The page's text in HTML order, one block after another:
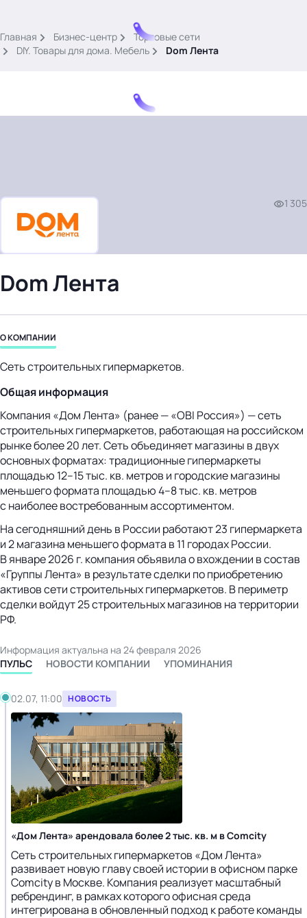
картина дня
темы
новости
видео
бизнес-центр
Главная Бизнес-центр
Торговые сети
DIY. Товары для дома. Мебель
Dom Лента
1 305
Dom Лента
О КОМПАНИИ
Сеть строительных гипермаркетов.
Общая информация
Компания «Дом Лента» (ранее — «OBI Россия») — сеть
строительных гипермаркетов, работающая на российском
рынке более 20 лет. Сеть объединяет магазины в двух
основных форматах: традиционные гипермаркеты
площадью 12–15 тыс. кв. метров и городские магазины
меньшего формата площадью 4–8 тыс. кв. метров
с наиболее востребованным ассортиментом.
На сегодняшний день в России работают 23 гипермаркета
и 2 магазина меньшего формата в 11 городах России.
В январе 2026 г. компания объявила о вхождении в состав
«Группы Лента» в результате сделки по приобретению
активов сети строительных гипермаркетов. В периметр
сделки войдут 25 строительных магазинов на территории
РФ.
Информация актуальна на 24 февраля 2026
ПУЛЬС
НОВОСТИ КОМПАНИИ УПОМИНАНИЯ
02.07, 11:00 НОВОСТЬ
«Дом Лента» арендовала более 2 тыс. кв. м в Comcity
Сеть строительных гипермаркетов «Дом Лента»
развивает новую главу своей истории в офисном парке
Comcity в Москве. Компания реализует масштабный
ребрендинг, в рамках которого офисная среда
интегрирована в обновленный подход к работе команды